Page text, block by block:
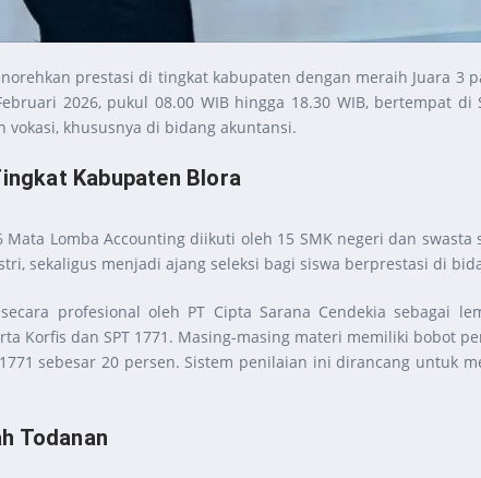
prestasi di tingkat kabupaten dengan meraih Juara 3
2026, pukul 08.00 WIB hingga 18.30 WIB, bertempat
khususnya di bidang akuntansi.
Kabupaten Blora
Mata Lomba Accounting diikuti oleh 15 SMK negeri dan
sekaligus menjadi ajang seleksi bagi siswa berprestasi di
profesional oleh PT Cipta Sarana Cendekia sebagai
Korfis dan SPT 1771. Masing-masing materi memiliki bobot
sebesar 20 persen. Sistem penilaian ini dirancang untuk
Todanan